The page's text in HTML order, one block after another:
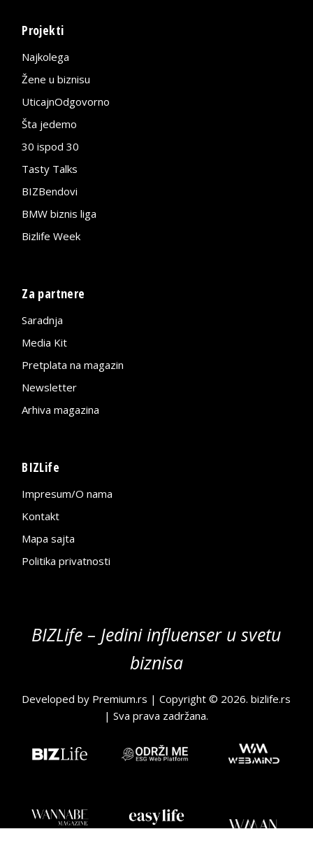
Projekti
Najkolega
Žene u biznisu
UticajnOdgovorno
Šta jedemo
30 ispod 30
Tasty Talks
BIZBendovi
BMW biznis liga
Bizlife Week
Za partnere
Saradnja
Media Kit
Pretplata na magazin
Newsletter
Arhiva magazina
BIZLife
Impresum/O nama
Kontakt
Mapa sajta
Politika privatnosti
BIZLife – Jedini influenser u svetu
biznisa
Developed by Premium.rs | Copyright © 2026.bizlife.rs
| Sva prava zadržana.